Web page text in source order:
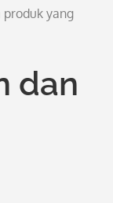
yang
dan